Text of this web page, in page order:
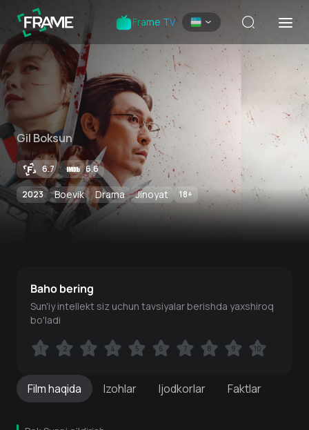
Frame TV
Gil Boksun
6.7 6.6
2023 Boevik Drama Jinoyat 18+
Filmhaqida Izohlar Ijodkorlar Faktlar
Baho bering
Sun'iy intellekt siz uchun tavsiyalar berishda yaxshiroq
bo'ladi
1 2 3 4 5 6 7 8 9 10
1 2 3 4 5 6 7 8 9 10